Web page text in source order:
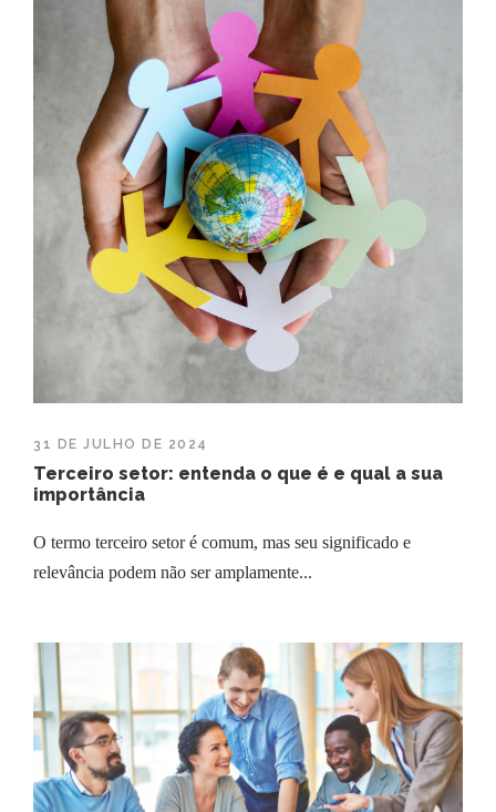
31 DE JULHO DE 2024
Terceiro setor: entenda o que é e qual a sua
importância
O termo terceiro setor é comum, mas seu significado e
relevância podem não ser amplamente...